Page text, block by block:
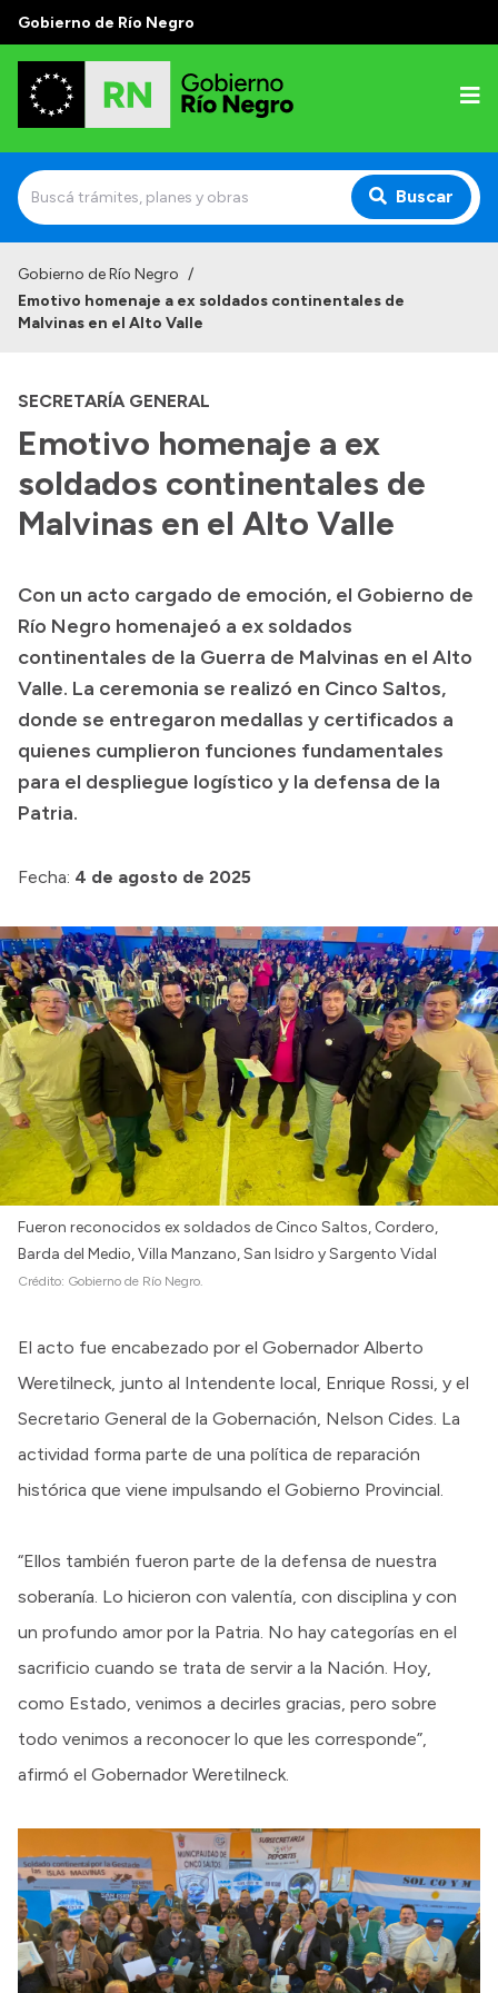
Gobierno de Río Negro
Buscar
Autoridades
Autoridades y Organismos
Discursos en la Legislatura
Casa de Gobierno
Acerca de Río Negro
Geografía
Invertí en Río Negro
Transparencia
Presupuesto
Compras y licitaciones
Consulta de pago a proveedores
Convocatorias
Intranet
Login
Gobierno de Río Negro /
Emotivo homenaje a ex soldados continentales de
Malvinas en el Alto Valle
SECRETARÍA GENERAL
Emotivo homenaje a ex
soldados continentales de
Malvinas en el Alto Valle
Con un acto cargado de emoción, el Gobierno de
Río Negro homenajeó a ex soldados
continentales de la Guerra de Malvinas en el Alto
Valle. La ceremonia se realizó en Cinco Saltos,
donde se entregaron medallas y certificados a
quienes cumplieron funciones fundamentales
para el despliegue logístico y la defensa de la
Patria.
Fecha: 4 de agosto de 2025
Fueron reconocidos ex soldados de Cinco Saltos, Cordero,
Barda del Medio, Villa Manzano, San Isidro y Sargento Vidal
Crédito: Gobierno de Río Negro.
El acto fue encabezado por el Gobernador Alberto
Weretilneck, junto al Intendente local, Enrique Rossi, y el
Secretario General de la Gobernación, Nelson Cides. La
actividad forma parte de una política de reparación
histórica que viene impulsando el Gobierno Provincial.
“Ellos también fueron parte de la defensa de nuestra
soberanía. Lo hicieron con valentía, con disciplina y con
un profundo amor por la Patria. No hay categorías en el
sacrificio cuando se trata de servir a la Nación. Hoy,
como Estado, venimos a decirles gracias, pero sobre
todo venimos a reconocer lo que les corresponde”,
afirmó el Gobernador Weretilneck.